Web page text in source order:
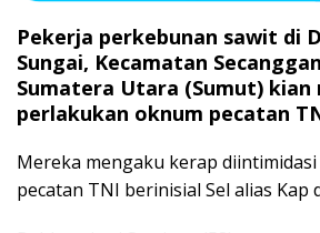
Pekerja perkebunan sawit di
Sungai, Kecamatan
Sumatera Utara (Sumut) kian
perlakukan oknum pecatan
Mereka mengaku kerap
pecatan TNI berinisial Sel alias Kap